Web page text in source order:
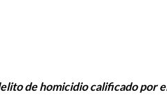
de homicidio calificado por